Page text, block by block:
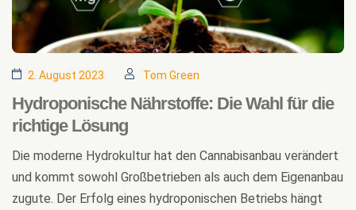
2. August 2023 Tom Green
Hydroponische Nährstoffe: Die Wahl für die
richtige Lösung
Die moderne Hydrokultur hat den Cannabisanbau verändert
und kommt sowohl Großbetrieben als auch dem Eigenanbau
zugute. Der Erfolg eines hydroponischen Betriebs hängt